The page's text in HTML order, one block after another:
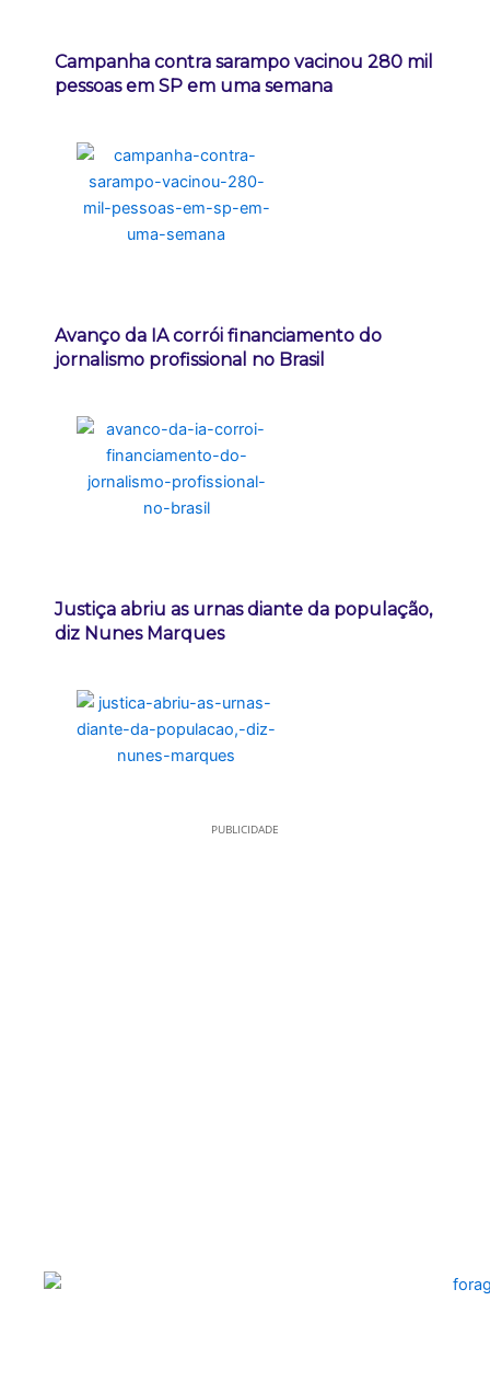
Campanha contra sarampo vacinou 280 mil
pessoas em SP em uma semana
Avanço da IA corrói financiamento do
jornalismo profissional no Brasil
Justiça abriu as urnas diante da população,
diz Nunes Marques
PUBLICIDADE